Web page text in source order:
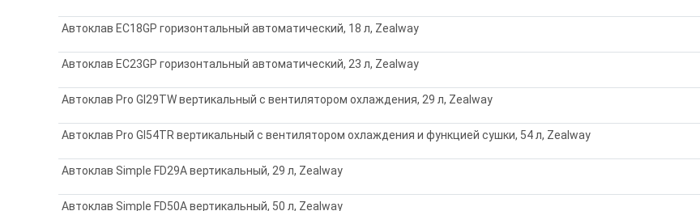
Автоклав EC18GP горизонтальный автоматический, 18 л, Zealway
Автоклав EC23GP горизонтальный автоматический, 23 л, Zealway
Автоклав Pro GI29TW вертикальный с вентилятором охлаждения, 29 л, Zealway
Автоклав Pro GI54TR вертикальный с вентилятором охлаждения и функцией сушки, 54 л, Zealway
Автоклав Simple FD29A вертикальный, 29 л, Zealway
Автоклав Simple FD50A вертикальный, 50 л, Zealway